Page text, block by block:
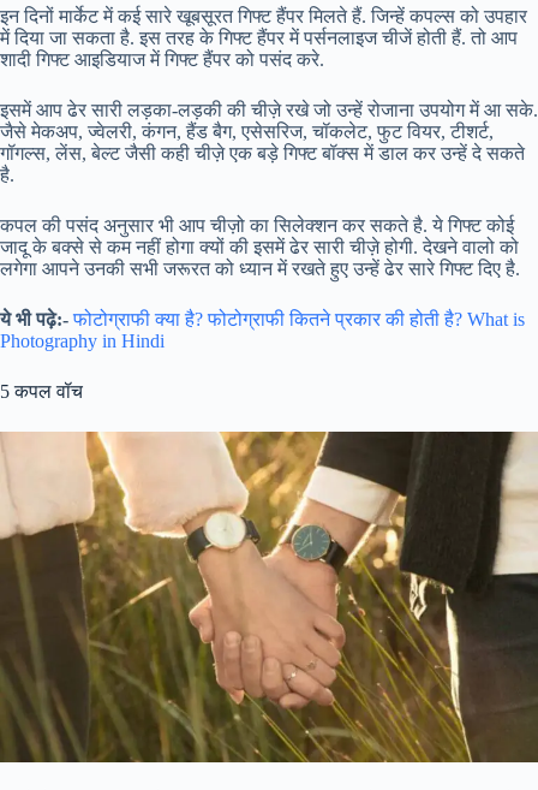
इन दिनों मार्केट में कई सारे खूबसूरत गिफ्ट हैंपर मिलते हैं. जिन्हें कपल्स को उपहार
में दिया जा सकता है. इस तरह के गिफ्ट हैंपर में पर्सनलाइज चीजें होती हैं. तो आप
शादी गिफ्ट आइडियाज में गिफ्ट हैंपर को पसंद करे.
इसमें आप ढेर सारी लड़का-लड़की की चीज़े रखे जो उन्हें रोजाना उपयोग में आ सके.
जैसे मेकअप, ज्वेलरी, कंगन, हैंड बैग, एसेसरिज, चॉकलेट, फुट वियर, टीशर्ट,
गॉगल्स, लेंस, बेल्ट जैसी कही चीज़े एक बड़े गिफ्ट बॉक्स में डाल कर उन्हें दे सकते
है.
कपल की पसंद अनुसार भी आप चीज़ो का सिलेक्शन कर सकते है. ये गिफ्ट कोई
जादू के बक्से से कम नहीं होगा क्यों की इसमें ढेर सारी चीज़े होगी. देखने वालो को
लगेगा आपने उनकी सभी जरूरत को ध्यान में रखते हुए उन्हें ढेर सारे गिफ्ट दिए है.
ये भी पढ़े:- फोटोग्राफी क्या है? फोटोग्राफी कितने प्रकार की होती है? What is
Photography in Hindi
5 कपल वॉच